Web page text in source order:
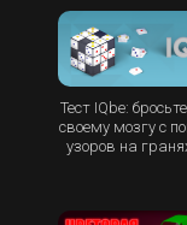
Тест IQbe:
своему мозгу с
узоров на